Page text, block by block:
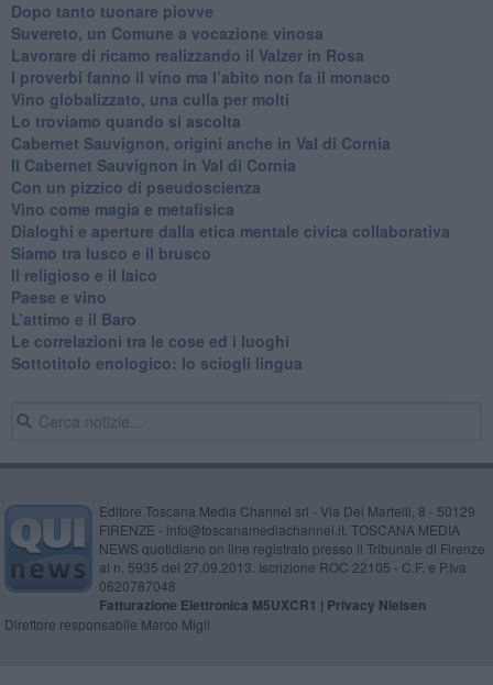
Dopo tanto tuonare piovve
Suvereto, un Comune a vocazione vinosa
Lavorare di ricamo realizzando il Valzer in Rosa
​I proverbi fanno il vino ma l’abito non fa il monaco
Vino globalizzato, una culla per molti
Lo troviamo quando si ascolta
Cabernet Sauvignon, origini anche in Val di Cornia
Il Cabernet Sauvignon in Val di Cornia
Con un pizzico di pseudoscienza
​Vino come magia e metafisica
Dialoghi e aperture dalla etica mentale civica collaborativa
Siamo tra lusco e il brusco
Il religioso e il laico
​Paese e vino
L’attimo e il Baro
Le correlazioni tra le cose ed i luoghi
​Sottotitolo enologico: lo sciogli lingua
Editore Toscana Media Channel srl - Via Dei Martelli, 8 - 50129
FIRENZE - info@toscanamediachannel.it. TOSCANA MEDIA
NEWS quotidiano on line registrato presso il Tribunale di Firenze
al n. 5935 del 27.09.2013. Iscrizione ROC 22105 - C.F. e P.Iva
0620787048
Fatturazione Elettronica M5UXCR1 | Privacy Nielsen
Direttore responsabile Marco Migli